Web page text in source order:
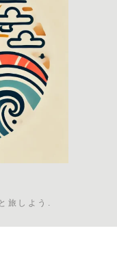
旅しよう.